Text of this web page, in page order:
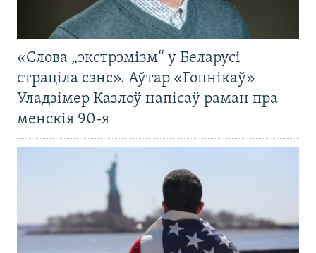
«Слова „экстрэмізм“ у Беларусі
страціла сэнс». Аўтар «Гопнікаў»
Уладзімер Казлоў напісаў раман пра
менскія 90-я